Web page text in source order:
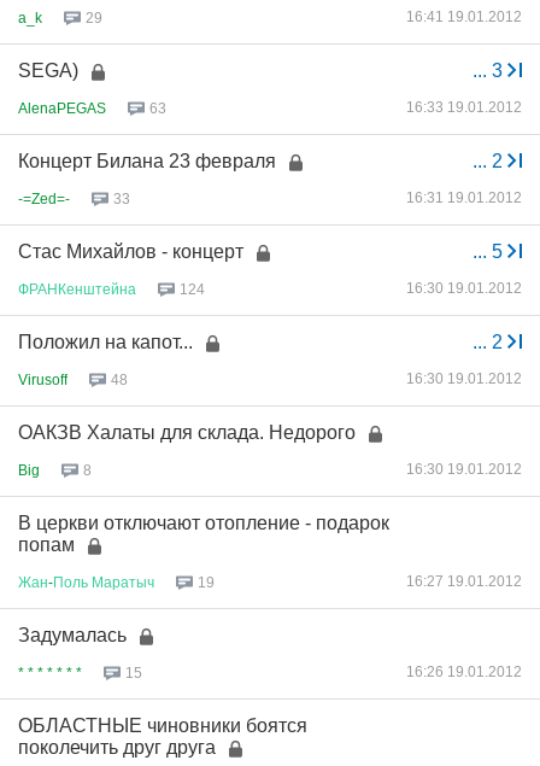
a_k 29 16:41 19.01.2012
... 3
SEGA)
AlenaPEGAS 63 16:33 19.01.2012
... 2
Концерт Билана 23 февраля
-=Zed=- 33 16:31 19.01.2012
... 5
Стас Михайлов - концерт
ФРАНКенштейна 124 16:30 19.01.2012
... 2
Положил на капот...
Virusoff 48 16:30 19.01.2012
ОАКЗВ Халаты для склада. Недорого
Big 8 16:30 19.01.2012
В церкви отключают отопление - подарок
попам
Жан-Поль Маратыч 19 16:27 19.01.2012
Задумалась
* * * * * * * 15 16:26 19.01.2012
ОБЛАСТНЫЕ чиновники боятся
поколечить друг друга